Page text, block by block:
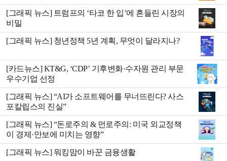
[그래픽 뉴스] 트럼프의 ‘타코 한 입’에 흔들린 시장의
비밀
[그래픽 뉴스] 청년정책 5년 계획, 무엇이 달라지나?
[카드뉴스] KT&G, ‘CDP’ 기후변화·수자원 관리 부문
우수기업 선정
[그래픽 뉴스] “AI가 소프트웨어를 무너뜨린다? 사스
포칼립스의 진실”
[그래픽 뉴스] “돈로주의 & 먼로주의: 미국 외교정책
이 경제·안보에 미치는 영향”
[그래픽 뉴스] 워킹맘이 바꾼 금융생활